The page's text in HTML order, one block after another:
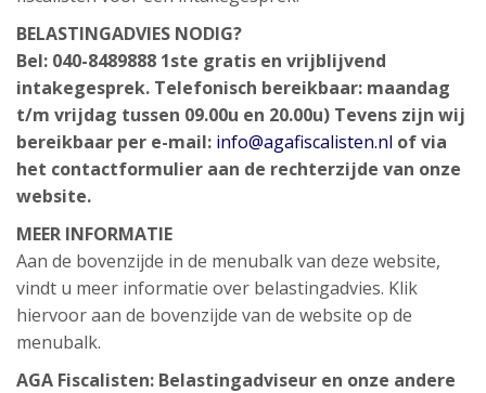
BELASTINGADVIES NODIG?
Bel: 040-8489888 1ste gratis en vrijblijvend
intakegesprek. Telefonisch bereikbaar: maandag
t/m vrijdag tussen 09.00u en 20.00u) Tevens zijn wij
bereikbaar per e-mail: info@agafiscalisten.nl of via
het contactformulier aan de rechterzijde van onze
website.
MEER INFORMATIE
Aan de bovenzijde in de menubalk van deze website,
vindt u meer informatie over belastingadvies. Klik
hiervoor aan de bovenzijde van de website op de
menubalk.
AGA Fiscalisten: Belastingadviseur en onze andere